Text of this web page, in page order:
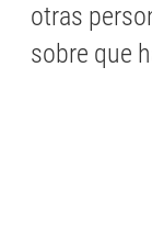
otras
sobre que